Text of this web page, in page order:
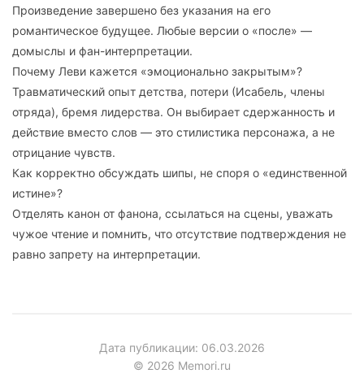
Произведение завершено без указания на его
романтическое будущее. Любые версии о «после» —
домыслы и фан-интерпретации.
Почему Леви кажется «эмоционально закрытым»?
Травматический опыт детства, потери (Исабель, члены
отряда), бремя лидерства. Он выбирает сдержанность и
действие вместо слов — это стилистика персонажа, а не
отрицание чувств.
Как корректно обсуждать шипы, не споря о «единственной
истине»?
Отделять канон от фанона, ссылаться на сцены, уважать
чужое чтение и помнить, что отсутствие подтверждения не
равно запрету на интерпретации.
Дата публикации: 06.03.2026
© 2026 Memori.ru